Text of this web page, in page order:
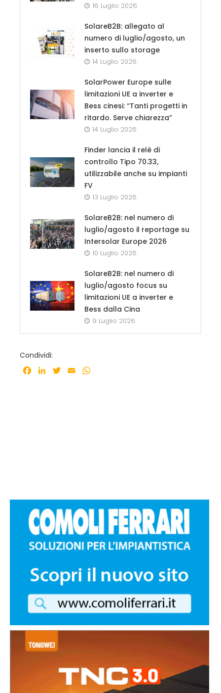
16 Luglio 2026
SolareB2B: allegato al
numero di luglio/agosto, un
inserto sullo storage
14 Luglio 2026
SolarPower Europe sulle
limitazioni UE a inverter e
Bess cinesi: “Tanti progetti in
ritardo. Serve chiarezza”
14 Luglio 2026
Finder lancia il relè di
controllo Tipo 70.33,
utilizzabile anche su impianti
FV
13 Luglio 2026
SolareB2B: nel numero di
luglio/agosto il reportage su
Intersolar Europe 2026
10 Luglio 2026
SolareB2B: nel numero di
luglio/agosto focus su
limitazioni UE a inverter e
Bess dalla Cina
9 Luglio 2026
Condividi:
Facebook
LinkedInTwitter
Email